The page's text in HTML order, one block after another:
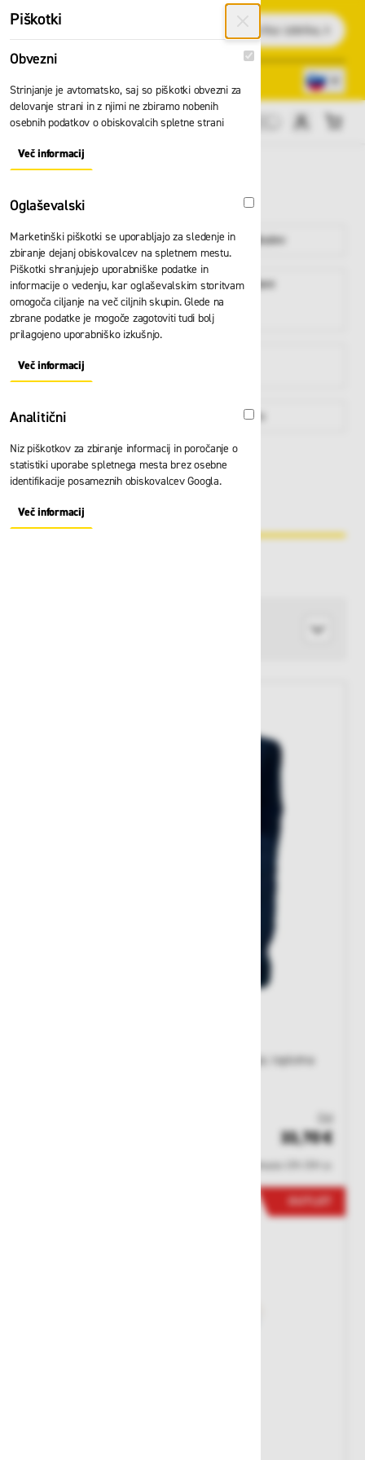
Preskoči na vsebino
Išči
Cene brez DDV
ISSA
Delovna oblačila Delovna obutev
Delovne in
zaščitne
rokavice
Zaščita glave
višini
Zabojniki Po namenu
HELLY HANSEN
KRATKE HLAČE
Ekonomičen, opremljen s funkcionalnimi žepi, toplotna
33,70 €
OUTLET
Piškotki
Obvezni Obvezni
Strinjanje je avtomatsko, saj so piškotki obvezni za
delovanje strani in z njimi ne zbiramo nobenih
osebnih podatkov o obiskovalcih spletne strani
Več informacijAbout "Obvezni" Cookie Group
Oglaševalski Oglaševalski
Marketinški piškotki se uporabljajo za sledenje in
zbiranje dejanj obiskovalcev na spletnem mestu.
Piškotki shranjujejo uporabniške podatke in
informacije o vedenju, kar oglaševalskim storitvam
omogoča ciljanje na več ciljnih skupin. Glede na
zbrane podatke je mogoče zagotoviti tudi bolj
prilagojeno uporabniško izkušnjo.
Več informacijAbout "Oglaševalski" Cookie Group
Analitični Analitični
Niz piškotkov za zbiranje informacij in poročanje o
statistiki uporabe spletnega mesta brez osebne
identifikacije posameznih obiskovalcev Googla.
Več informacijAbout "Analitični" Cookie Group